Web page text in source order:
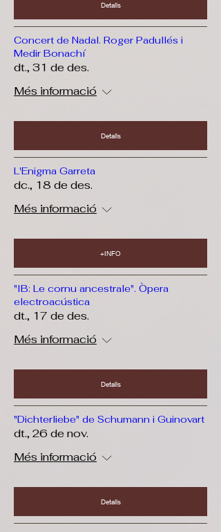
Detalls
Concert de Nadal. Roger Padullés i
Medir Bonachí
dt., 31 de des.
Més informació
Detalls
L'Enigma Garreta
dc., 18 de des.
Més informació
+INFO
"IB: Le cornu ancestrale". Òpera
electroacústica
dt., 17 de des.
Més informació
Detalls
"Dichterliebe" de Schumann i Guinovart
dt., 26 de nov.
Més informació
Detalls